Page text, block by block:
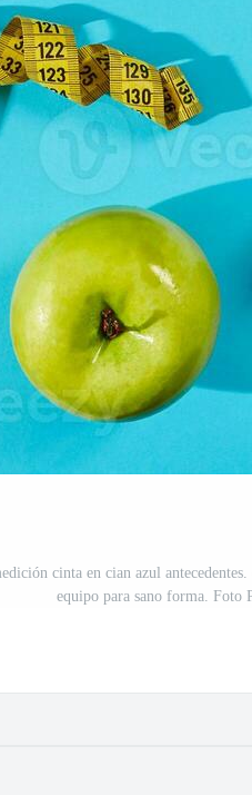
cinta en cian azul
equipo para sano forma. Foto